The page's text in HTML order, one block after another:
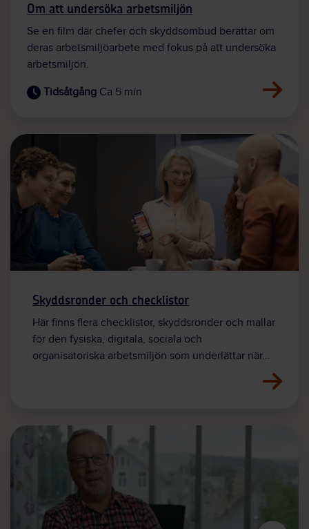
Om att undersöka arbetsmiljön
Se en film där chefer och skyddsombud berättar om
deras arbetsmiljöarbete med fokus på att undersöka
arbetsmiljön.
Ca 5 min
Skyddsronder och checklistor
Här finns flera checklistor, skyddsronder och mallar
för den fysiska, digitala, sociala och
organisatoriska arbetsmiljön som underlättar när…